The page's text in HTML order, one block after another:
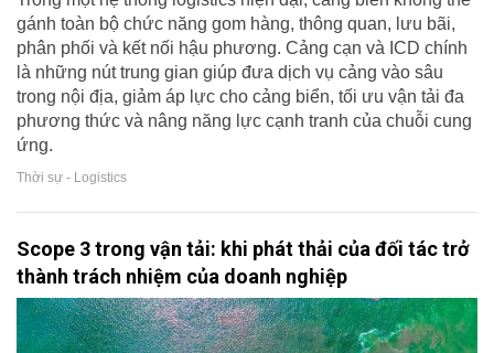
gánh toàn bộ chức năng gom hàng, thông quan, lưu bãi,
phân phối và kết nối hậu phương. Cảng cạn và ICD chính
là những nút trung gian giúp đưa dịch vụ cảng vào sâu
trong nội địa, giảm áp lực cho cảng biển, tối ưu vận tải đa
phương thức và nâng năng lực cạnh tranh của chuỗi cung
ứng.
Thời sự - Logistics
Scope 3 trong vận tải: khi phát thải của đối tác trở
thành trách nhiệm của doanh nghiệp